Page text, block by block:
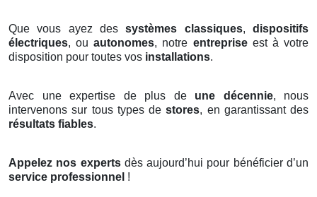
Que vous ayez dessystèmes classiques,dispositifs
électriques, ouautonomes, notre entrepriseest à votre
disposition pour toutes vos installations.
Avec une expertise de plus de une décennie, nous
intervenons sur tous types destores, en garantissant des
résultats fiables.
Appelez nos expertsdès aujourd’hui pour bénéficier d’un
service professionnel !